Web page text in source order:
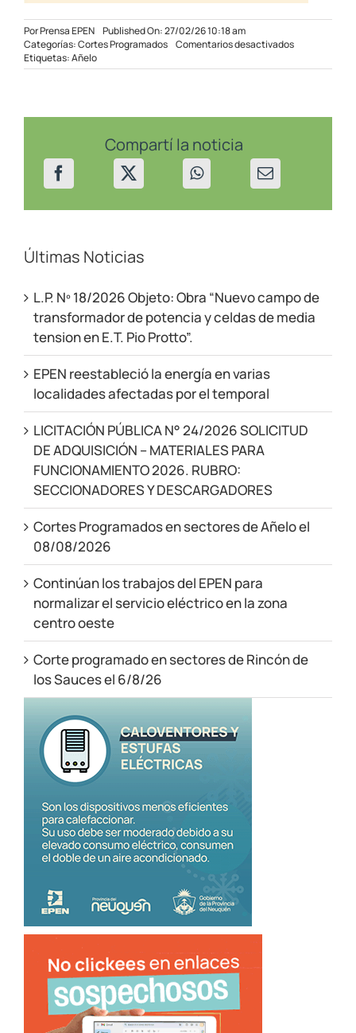
PorPrensa EPEN Published On: 27/02/26 10:18 am
Categorías:Cortes Programados Comentarios desactivadosen
programado
Etiquetas:Añelo
Compartí la noticia
Últimas Noticias
L.P. Nº 18/2026 Objeto: Obra “Nuevo campo de
transformador de potencia y celdas de media
tension en E.T. Pio Protto”.
EPEN reestableció la energía en varias
localidades afectadas por el temporal
LICITACIÓN PÚBLICA N° 24/2026 SOLICITUD
DE ADQUISICIÓN – MATERIALES PARA
FUNCIONAMIENTO 2026. RUBRO:
SECCIONADORES Y DESCARGADORES
Cortes Programados en sectores de Añelo el
08/08/2026
Continúan los trabajos del EPEN para
normalizar el servicio eléctrico en la zona
centro oeste
Corte programado en sectores de Rincón de
los Sauces el 6/8/26